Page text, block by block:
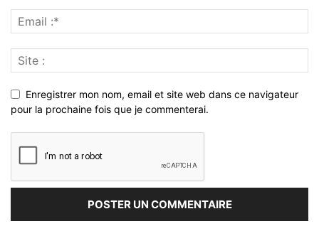
Enregistrer mon nom, email et site web dans ce navigateur
pour la prochaine fois que je commenterai.